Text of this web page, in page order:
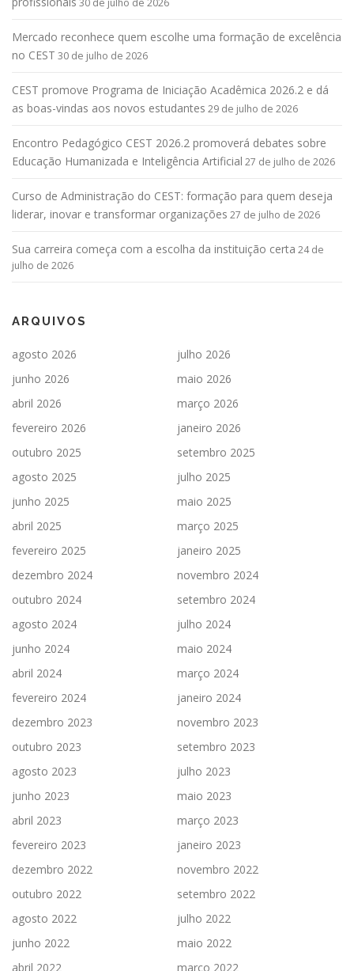
30 de julho de 2026
Mercado reconhece quem escolhe uma formação de excelência
no CEST 30 de julho de 2026
CEST promove Programa de Iniciação Acadêmica 2026.2 e dá
as boas-vindas aos novos estudantes 29 de julho de 2026
Encontro Pedagógico CEST 2026.2 promoverá debates sobre
Educação Humanizada e Inteligência Artificial 27 de julho de 2026
Curso de Administração do CEST: formação para quem deseja
liderar, inovar e transformar organizações 27 de julho de 2026
Sua carreira começa com a escolha da instituição certa 24 de
julho de 2026
ARQUIVOS
agosto 2026
julho 2026
junho 2026
maio 2026
abril 2026
março 2026
fevereiro 2026
janeiro 2026
outubro 2025
setembro 2025
agosto 2025
julho 2025
junho 2025
maio 2025
abril 2025
março 2025
fevereiro 2025
janeiro 2025
dezembro 2024
novembro 2024
outubro 2024
setembro 2024
agosto 2024
julho 2024
junho 2024
maio 2024
abril 2024
março 2024
fevereiro 2024
janeiro 2024
dezembro 2023
novembro 2023
outubro 2023
setembro 2023
agosto 2023
julho 2023
junho 2023
maio 2023
abril 2023
março 2023
fevereiro 2023
janeiro 2023
dezembro 2022
novembro 2022
outubro 2022
setembro 2022
agosto 2022
julho 2022
junho 2022
maio 2022
abril 2022
março 2022